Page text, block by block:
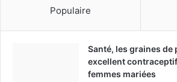
Populaire
Santé, les graines de
excellent
femmes mariées